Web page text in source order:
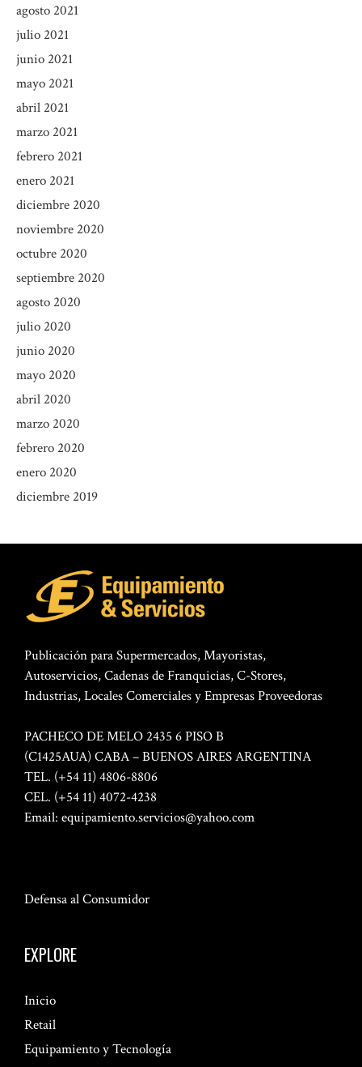
agosto 2021
julio 2021
junio 2021
mayo 2021
abril 2021
marzo 2021
febrero 2021
enero 2021
diciembre 2020
noviembre 2020
octubre 2020
septiembre 2020
agosto 2020
julio 2020
junio 2020
mayo 2020
abril 2020
marzo 2020
febrero 2020
enero 2020
diciembre 2019
Publicación para Supermercados, Mayoristas,
Autoservicios, Cadenas de Franquicias, C-Stores,
Industrias, Locales Comerciales y Empresas Proveedoras
PACHECO DE MELO 2435 6 PISO B
(C1425AUA) CABA – BUENOS AIRES ARGENTINA
TEL. (+54 11) 4806-8806
CEL. (+54 11) 4072-4238
Email: equipamiento.servicios@yahoo.com
Defensa al Consumidor
EXPLORE
Inicio
Retail
Equipamiento y Tecnología